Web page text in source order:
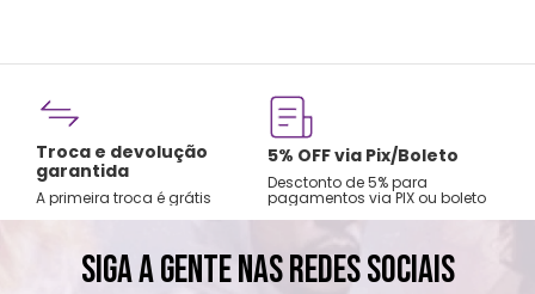
Troca e devolução
garantida
A primeira troca é grátis
5% OFF via Pix/Boleto
Desctonto de 5% para
pagamentos via PIX ou boleto
SIGA A GENTE NAS REDES SOCIAIS